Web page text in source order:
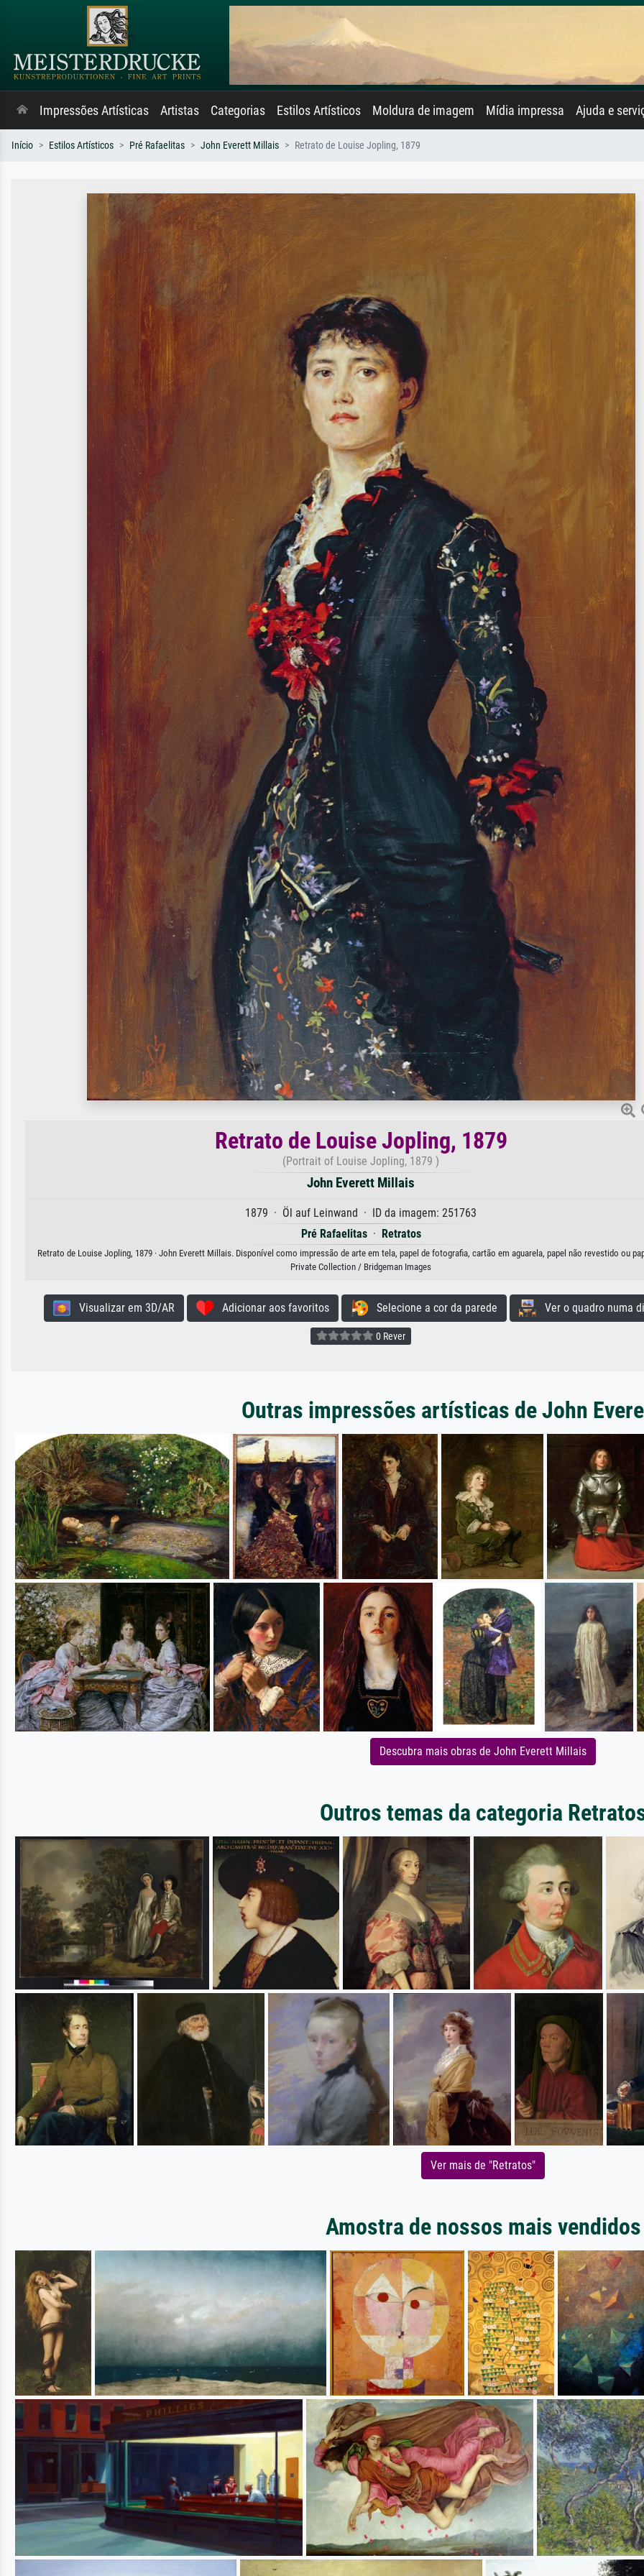
Impressões Artísticas Artistas Categorias Estilos Artísticos Moldura de imagem Mídia impressa Ajuda e
Início Estilos Artísticos Pré Rafaelitas John Everett Millais Retrato de Louise Jopling, 1879
Retrato de Louise Jopling, 1879
(Portrait of Louise Jopling, 1879 )
John Everett Millais
1879 · Öl auf Leinwand · ID da imagem: 251763
Pré Rafaelitas· Retratos
Retrato de Louise Jopling, 1879 · John Everett Millais. Disponível como impressão de arte em tela, papel de fotografia, cartão em aguarela, papel não revestido ou
Private Collection / Bridgeman Images
Visualizar em 3D/AR Adicionar aos favoritos Selecione a cor da parede Ver o quadro numa
0 Rever
Outras impressões artísticas de John
Descubra mais obras de John Everett Millais
Outros temas da categoria
Ver mais de "Retratos"
Amostra de nossos mais vendidos